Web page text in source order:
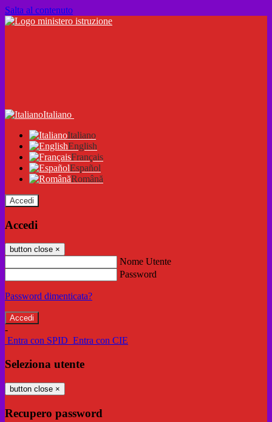
Salta al contenuto
Italiano
Italiano
English
Français
Español
Română
Accedi
Accedi
button close ×
Nome Utente
Password
Password dimenticata?
-
Entra con SPID Entra con CIE
Seleziona utente
button close ×
Recupero password